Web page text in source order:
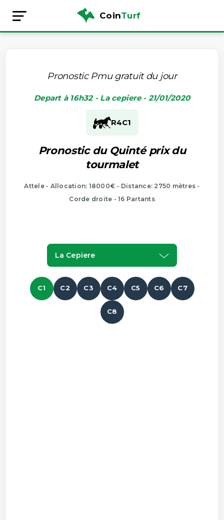
CoinTurf
Pronostic Pmu gratuit du jour
Depart à 16h32 - La cepiere - 21/01/2020
R4C1
Pronostic du Quinté prix du
tourmalet
Attele - Allocation: 18000€ - Distance: 2750 mètres -
Corde droite - 16 Partants
La Cepiere
C1 C2 C3 C4 C5 C6 C7
C8